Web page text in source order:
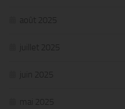
août 2025
juillet 2025
juin 2025
mai 2025